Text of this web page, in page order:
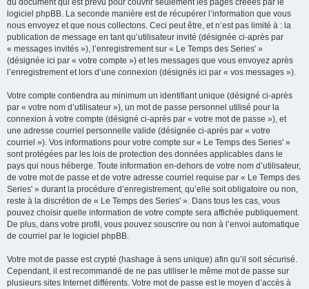
du document qui est prévu pour couvrir seulement les pages créées par le
logiciel phpBB. La seconde manière est de récupérer l’information que vous
nous envoyez et que nous collectons. Ceci peut être, et n’est pas limité à : la
publication de message en tant qu’utilisateur invité (désignée ci-après par
« messages invités »), l’enregistrement sur « Le Temps des Series' »
(désignée ici par « votre compte ») et les messages que vous envoyez après
l’enregistrement et lors d’une connexion (désignés ici par « vos messages »).
Votre compte contiendra au minimum un identifiant unique (désigné ci-après
par « votre nom d’utilisateur »), un mot de passe personnel utilisé pour la
connexion à votre compte (désigné ci-après par « votre mot de passe »), et
une adresse courriel personnelle valide (désignée ci-après par « votre
courriel »). Vos informations pour votre compte sur « Le Temps des Series' »
sont protégées par les lois de protection des données applicables dans le
pays qui nous héberge. Toute information en-dehors de votre nom d’utilisateur,
de votre mot de passe et de votre adresse courriel requise par « Le Temps des
Series' » durant la procédure d’enregistrement, qu’elle soit obligatoire ou non,
reste à la discrétion de « Le Temps des Series' ». Dans tous les cas, vous
pouvez choisir quelle information de votre compte sera affichée publiquement.
De plus, dans votre profil, vous pouvez souscrire ou non à l’envoi automatique
de courriel par le logiciel phpBB.
Votre mot de passe est crypté (hashage à sens unique) afin qu’il soit sécurisé.
Cependant, il est recommandé de ne pas utiliser le même mot de passe sur
plusieurs sites Internet différents. Votre mot de passe est le moyen d’accès à